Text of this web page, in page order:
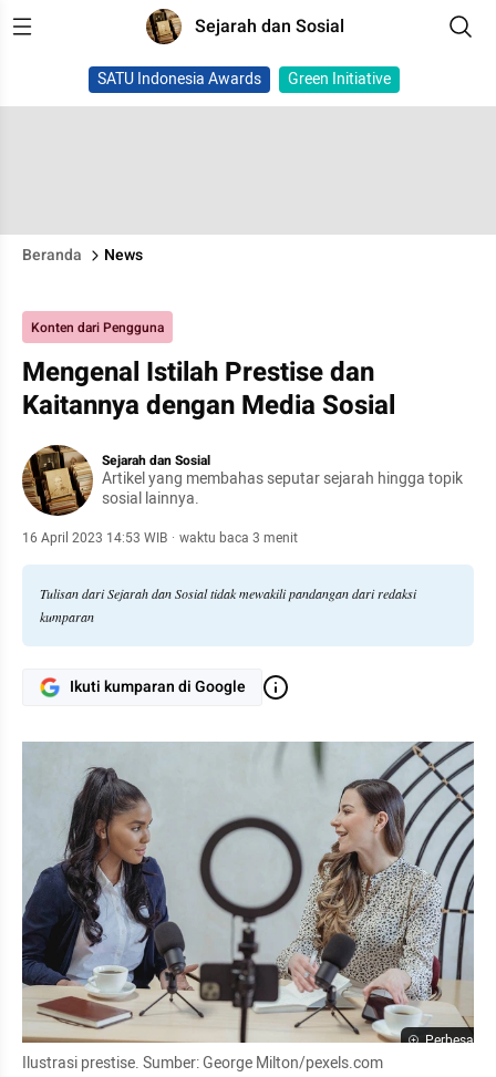
Sejarah dan Sosial
SATU Indonesia Awards Green Initiative
Beranda News
Konten dari Pengguna
Mengenal Istilah Prestise dan
Kaitannya dengan Media Sosial
Sejarah dan Sosial
Artikel yang membahas seputar sejarah hingga topik
sosial lainnya.
16 April 2023 14:53 WIB · waktu baca 3 menit
Tulisan dari Sejarah dan Sosial tidak mewakili pandangan dari redaksi
kumparan
Ikuti kumparan di Google
Perbesar
Ilustrasi prestise. Sumber: George Milton/pexels.com